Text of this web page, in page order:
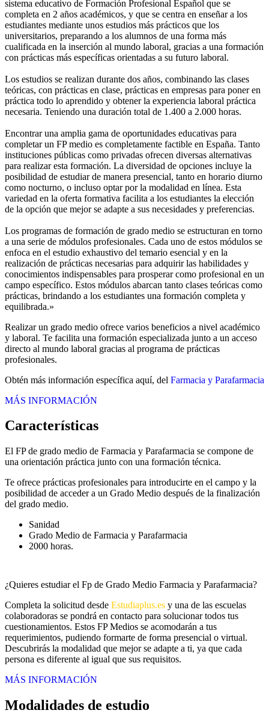
sistema educativo de Formación Profesional Español que se
completa en 2 años académicos, y que se centra en enseñar a los
estudiantes mediante unos estudios más prácticos que los
universitarios, preparando a los alumnos de una forma más
cualificada en la inserción al mundo laboral, gracias a una formación
con prácticas más específicas orientadas a su futuro laboral.
Los estudios se realizan durante dos años, combinando las clases
teóricas, con prácticas en clase, prácticas en empresas para poner en
práctica todo lo aprendido y obtener la experiencia laboral práctica
necesaria. Teniendo una duración total de 1.400 a 2.000 horas.
Encontrar una amplia gama de oportunidades educativas para
completar un FP medio es completamente factible en España. Tanto
instituciones públicas como privadas ofrecen diversas alternativas
para realizar esta formación. La diversidad de opciones incluye la
posibilidad de estudiar de manera presencial, tanto en horario diurno
como nocturno, o incluso optar por la modalidad en línea. Esta
variedad en la oferta formativa facilita a los estudiantes la elección
de la opción que mejor se adapte a sus necesidades y preferencias.
Los programas de formación de grado medio se estructuran en torno
a una serie de módulos profesionales. Cada uno de estos módulos se
enfoca en el estudio exhaustivo del temario esencial y en la
realización de prácticas necesarias para adquirir las habilidades y
conocimientos indispensables para prosperar como profesional en un
campo específico. Estos módulos abarcan tanto clases teóricas como
prácticas, brindando a los estudiantes una formación completa y
equilibrada.»
Realizar un grado medio ofrece varios beneficios a nivel académico
y laboral. Te facilita una formación especializada junto a un acceso
directo al mundo laboral gracias al programa de prácticas
profesionales.
Obtén más información específica aquí, del Farmacia y Parafarmacia
MÁS INFORMACIÓN
Características
El FP de grado medio de Farmacia y Parafarmacia se compone de
una orientación práctica junto con una formación técnica.
Te ofrece prácticas profesionales para introducirte en el campo y la
posibilidad de acceder a un Grado Medio después de la finalización
del grado medio.
Sanidad
Grado Medio de Farmacia y Parafarmacia
2000 horas.
¿Quieres estudiar el Fp de Grado Medio Farmacia y Parafarmacia?
Completa la solicitud desde Estudiaplus.es y una de las escuelas
colaboradoras se pondrá en contacto para solucionar todos tus
cuestionamientos. Estos FP Medios se acomodarán a tus
requerimientos, pudiendo formarte de forma presencial o virtual.
Descubrirás la modalidad que mejor se adapte a ti, ya que cada
persona es diferente al igual que sus requisitos.
MÁS INFORMACIÓN
Modalidades de estudio